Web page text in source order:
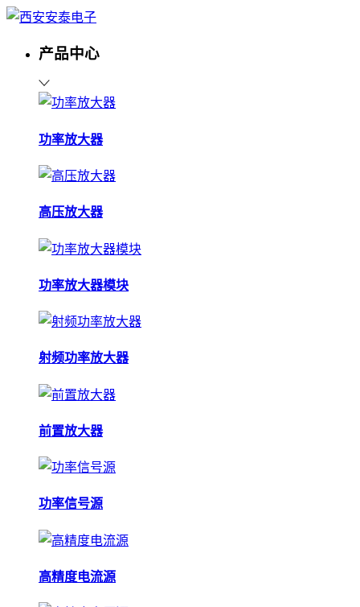
产品中心
功率放大器
高压放大器
功率放大器模块
射频功率放大器
前置放大器
功率信号源
高精度电流源